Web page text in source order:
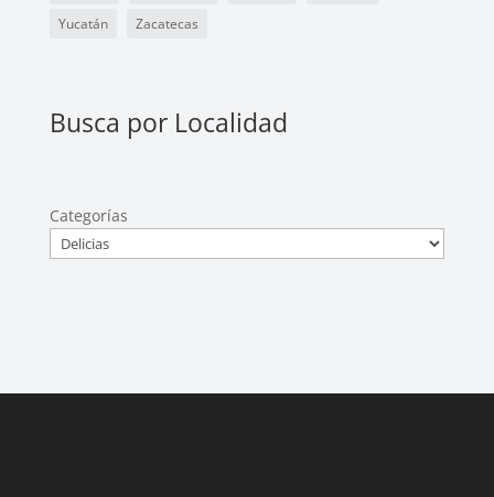
Yucatán
Zacatecas
Busca por Localidad
Categorías